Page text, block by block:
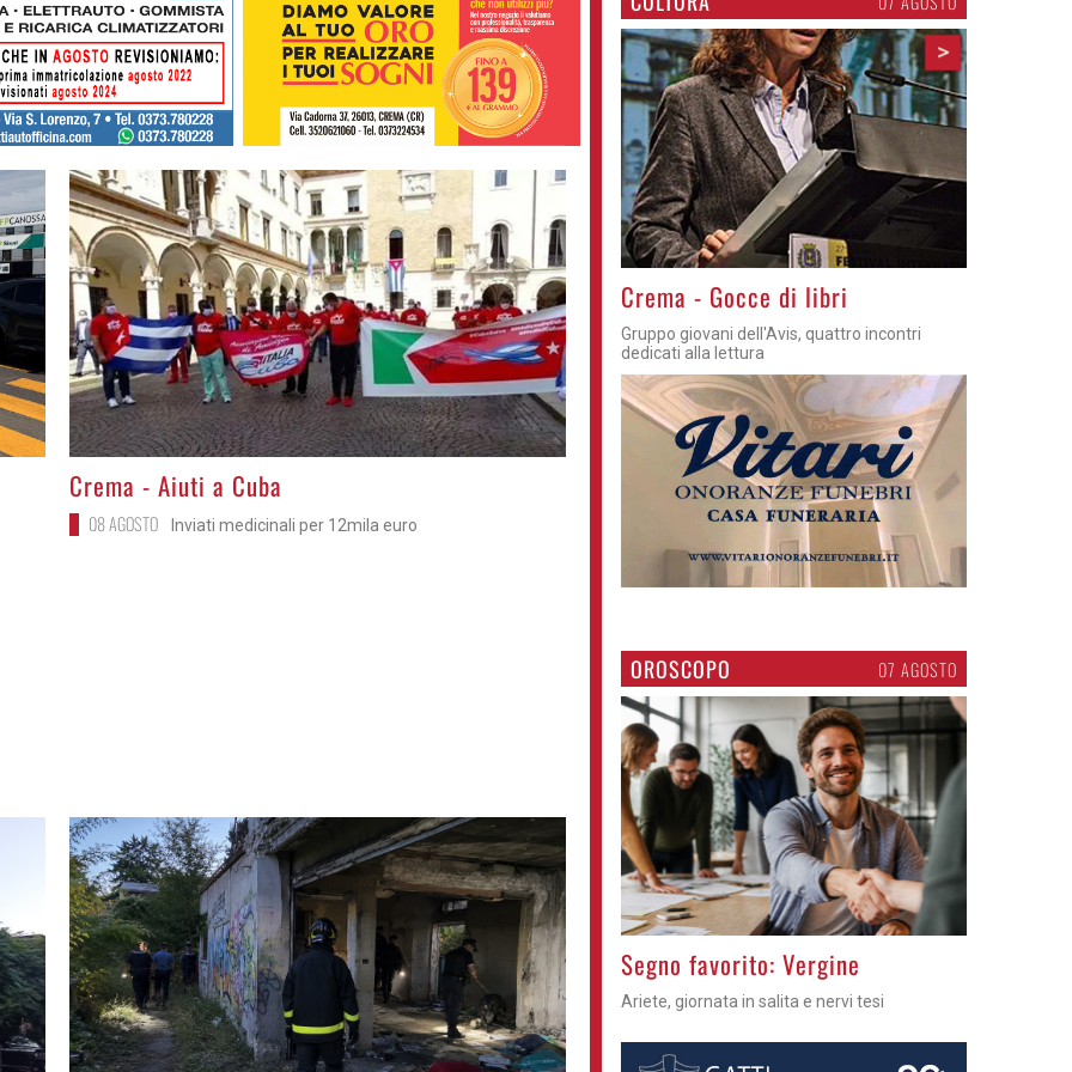
>
Crema - Aiuti a Cuba
08 AGOSTO Inviati medicinali per 12mila euro
>
Crema - Gocce di libri
Gruppo giovani dell'Avis, quattro incontri
dedicati alla lettura
OROSCOPO 07 AGOSTO
>
Segno favorito: Vergine
Ariete, giornata in salita e nervi tesi